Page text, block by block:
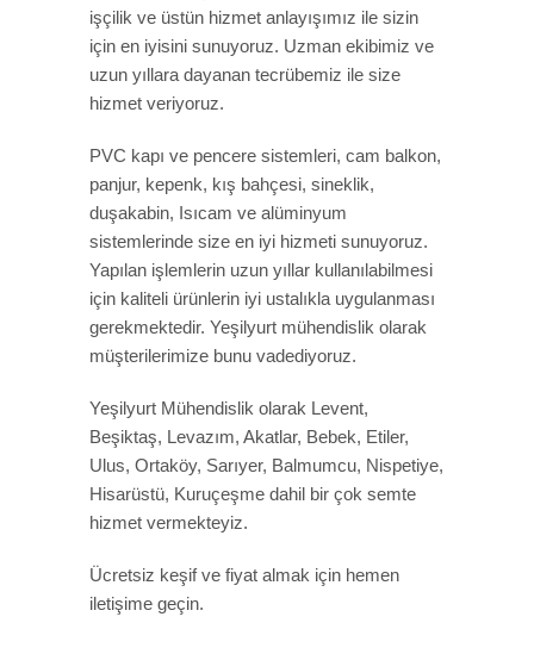
işçilik ve üstün hizmet anlayışımız ile sizin
için en iyisini sunuyoruz. Uzman ekibimiz ve
uzun yıllara dayanan tecrübemiz ile size
hizmet veriyoruz.
PVC kapı ve pencere sistemleri, cam balkon,
panjur, kepenk, kış bahçesi, sineklik,
duşakabin, Isıcam ve alüminyum
sistemlerinde size en iyi hizmeti sunuyoruz.
Yapılan işlemlerin uzun yıllar kullanılabilmesi
için kaliteli ürünlerin iyi ustalıkla uygulanması
gerekmektedir. Yeşilyurt mühendislik olarak
müşterilerimize bunu vadediyoruz.
Yeşilyurt Mühendislik olarak Levent,
Beşiktaş, Levazım, Akatlar, Bebek, Etiler,
Ulus, Ortaköy, Sarıyer, Balmumcu, Nispetiye,
Hisarüstü, Kuruçeşme dahil bir çok semte
hizmet vermekteyiz.
Ücretsiz keşif ve fiyat almak için hemen
iletişime geçin.